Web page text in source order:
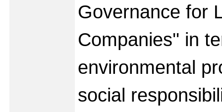
Governance for
Companies'' in
environmental
social